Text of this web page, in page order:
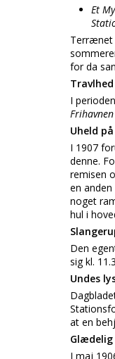
Et
Terrænet
for da
I
Frihavnen
Uheld
I 1907
denne.
remisen
en
noget
hul i
Den
sig kl.
Undes
at en
Glædelig
I maj